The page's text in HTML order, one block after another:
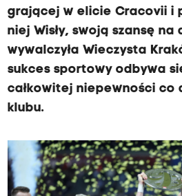
grającej w elicie Cracovii i
niej Wisły, swoją szansę na
wywalczyła Wieczysta
sukces sportowy odbywa
całkowitej niepewności co
klubu.